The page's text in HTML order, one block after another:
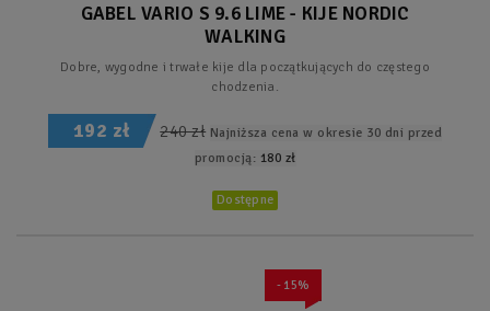
GABEL VARIO S 9.6 LIME - KIJE NORDIC
WALKING
Dobre, wygodne i trwałe kije dla początkujących do częstego
chodzenia.
192 zł 240 zł Najniższa cena w okresie 30 dni przed
promocją: 180 zł
Dostępne
- 15%